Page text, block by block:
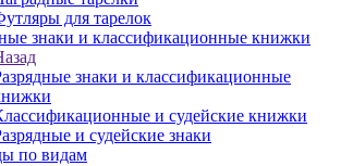
для тарелок
знаки и классификационные книжки
знаки и классификационные
и судейские книжки
и судейские знаки
по видам